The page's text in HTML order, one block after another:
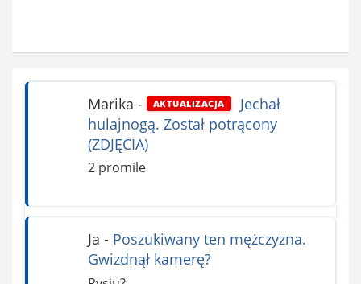
Marika - AKTUALIZACJA
Jechał
hulajnogą. Został potrącony
(ZDJĘCIA)
2 promile
Ja - Poszukiwany ten mężczyzna.
Gwizdnął kamerę?